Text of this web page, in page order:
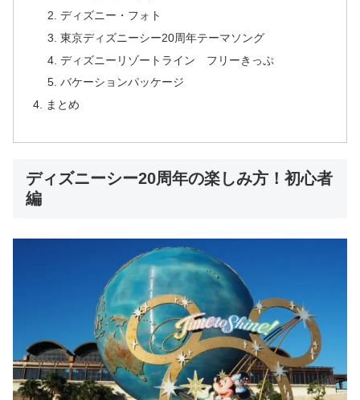
ディズニー・フォト
東京ディズニーシー20周年テーマソング
ディズニーリゾートライン フリーきっぷ
バケーションパッケージ
まとめ
ディズニーシー20周年の楽しみ方！初心者
編